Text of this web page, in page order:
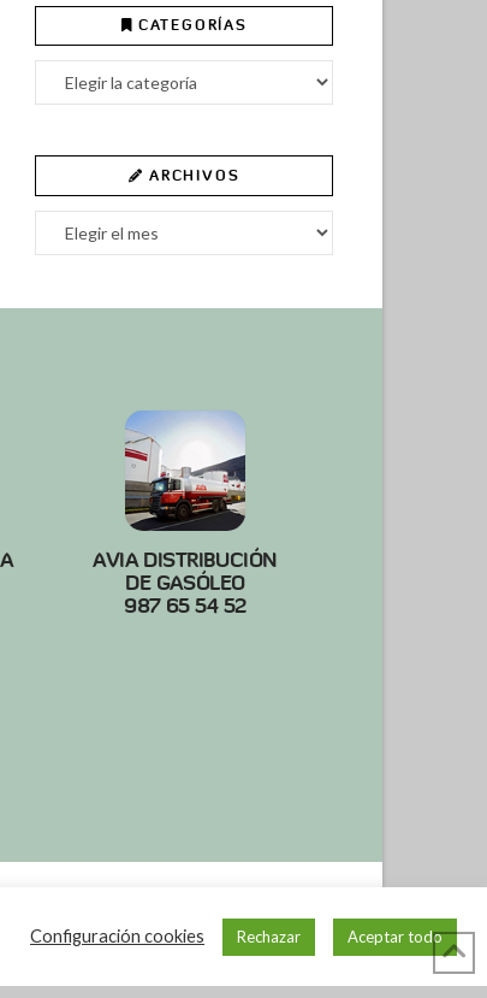
CATEGORÍAS
Categorías
ARCHIVOS
Archivos
AVIA DISTRIBUCIÓN
DE GASÓLEO
987 65 54 52
Configuración cookies Rechazar Aceptar todo